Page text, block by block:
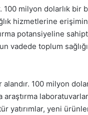
100 milyon dolarlık bir
hizmetlerine erişimin
potansiyeline
vadede toplum
100 milyon
yatırımlar, yeni